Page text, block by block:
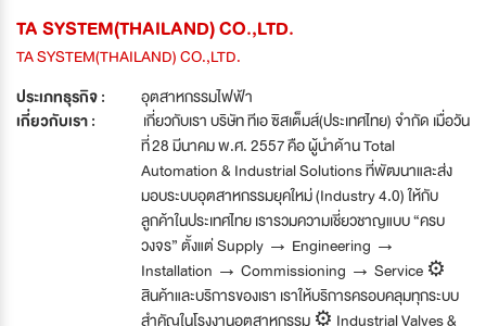
TA SYSTEM(THAILAND) CO.,LTD.
TA SYSTEM(THAILAND) CO.,LTD.
ประเภทธุรกิจ :
อุตสาหกรรมไฟฟ้า
เกี่ยวกับเรา :
เกี่ยวกับเรา บริษัท ทีเอ ซิสเต็มส์(ประเทศไทย) จำกัด เมื่อวัน
ที่ 28 มีนาคม พ.ศ. 2557 คือ ผู้นำด้าน Total
Automation & Industrial Solutions ที่พัฒนาและส่ง
มอบระบบอุตสาหกรรมยุคใหม่ (Industry 4.0) ให้กับ
ลูกค้าในประเทศไทย เรารวมความเชี่ยวชาญแบบ “ครบ
วงจร” ตั้งแต่ Supply → Engineering →
Installation → Commissioning → Service ⚙️
สินค้าและบริการของเรา เราให้บริการครอบคลุมทุกระบบ
สำคัญในโรงงานอุตสาหกรรม ⚙️ Industrial Valves &